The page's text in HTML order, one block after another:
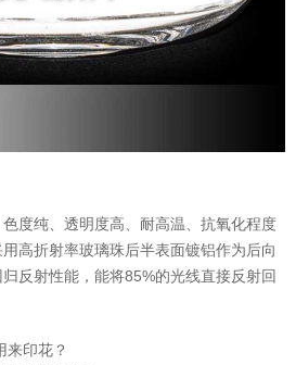
度纯、透明度高、耐高温、抗氧化程度
用高折射率玻璃珠后半表面镀铝作为后向
反射性能，能将85%的光线直接反射回
来印花？